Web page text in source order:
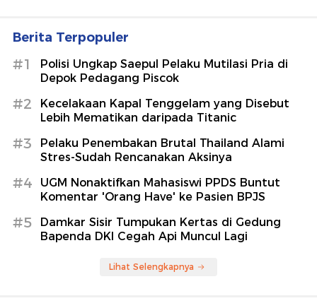
Berita Terpopuler
#1
Polisi Ungkap Saepul Pelaku Mutilasi Pria di
Depok Pedagang Piscok
#2
Kecelakaan Kapal Tenggelam yang Disebut
Lebih Mematikan daripada Titanic
#3
Pelaku Penembakan Brutal Thailand Alami
Stres-Sudah Rencanakan Aksinya
#4
UGM Nonaktifkan Mahasiswi PPDS Buntut
Komentar 'Orang Have' ke Pasien BPJS
#5
Damkar Sisir Tumpukan Kertas di Gedung
Bapenda DKI Cegah Api Muncul Lagi
Lihat Selengkapnya